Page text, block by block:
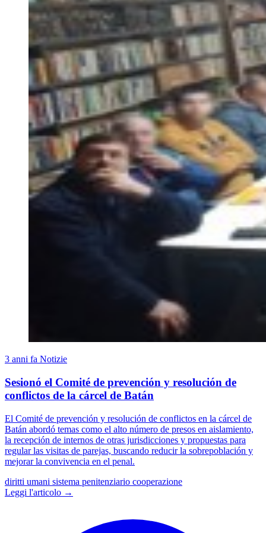
3 anni fa Notizie
Sesionó el Comité de prevención y resolución de
conflictos de la cárcel de Batán
El Comité de prevención y resolución de conflictos en la cárcel de
Batán abordó temas como el alto número de presos en aislamiento,
la recepción de internos de otras jurisdicciones y propuestas para
regular las visitas de parejas, buscando reducir la sobrepoblación y
mejorar la convivencia en el penal.
diritti umani sistema penitenziario cooperazione
Leggi l'articolo →